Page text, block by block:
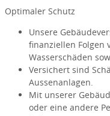
Optimaler Schutz
Unsere
finanziellen Folgen
Wasserschäden
Versichert sind
Aussenanlagen.
Mit unserer
oder eine andere